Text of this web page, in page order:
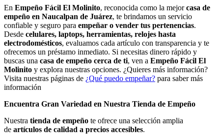
En Empeño Fácil El Molinito, reconocida como la mejorcasa de
empeño en Naucalpan de Juárez, te brindamos un servicio
confiable y seguro para empeñar o vender tus pertenencias.
Desde celulares, laptops, herramientas, relojes hasta
electrodomésticos, evaluamos cada artículo con transparencia y te
ofrecemos un préstamo inmediato. Si necesitas dinero rápido y
buscas una casa de empeño cerca de ti, ven a Empeño Fácil El
Molinito y explora nuestras opciones. ¿Quieres más información?
Visita nuestras páginas de ¿Qué puedo empeñar? para saber más
información
Encuentra Gran Variedad en Nuestra Tienda de Empeño
Nuestra tienda de empeño te ofrece una selección amplia
de artículos de calidad a precios accesibles.